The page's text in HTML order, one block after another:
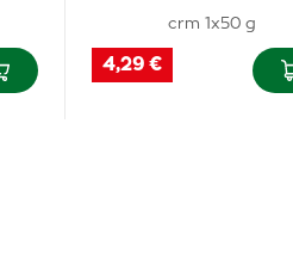
crm 1x50 g
4,29 €